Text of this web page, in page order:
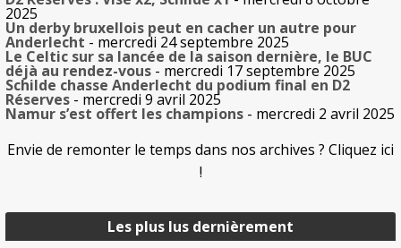
Les plus lus dernièrement
2025
Un derby bruxellois peut en cacher un autre pour
Anderlecht - mercredi 24 septembre 2025
Le Celtic sur sa lancée de la saison dernière, le BUC
déjà au rendez-vous - mercredi 17 septembre 2025
Schilde chasse Anderlecht du podium final en D2
Réserves - mercredi 9 avril 2025
Namur s’est offert les champions - mercredi 2 avril 2025
Envie de remonter le temps dans nos archives ? Cliquez ici
!